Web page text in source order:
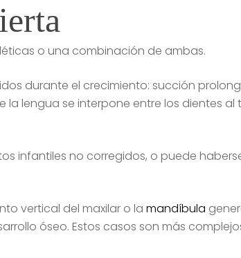
o una combinación de ambas.
durante el crecimiento: succión
la lengua se interpone entre los dientes
infantiles no corregidos, o puede
vertical del maxilar o lamandíbula
óseo. Estos casos son más